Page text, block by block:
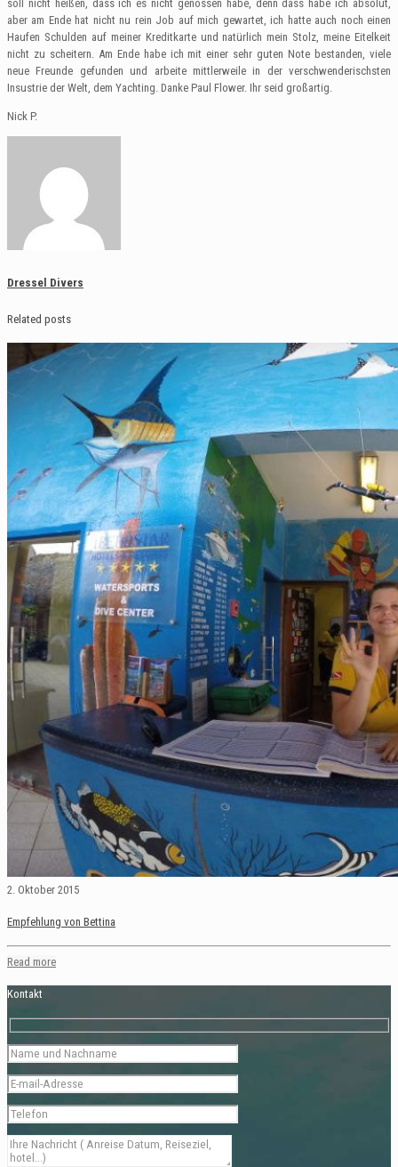
soll nicht heißen, dass ich es nicht genossen habe, denn dass habe ich absolut,
aber am Ende hat nicht nu rein Job auf mich gewartet, ich hatte auch noch einen
Haufen Schulden auf meiner Kreditkarte und natürlich mein Stolz, meine Eitelkeit
nicht zu scheitern. Am Ende habe ich mit einer sehr guten Note bestanden, viele
neue Freunde gefunden und arbeite mittlerweile in der verschwenderischsten
Insustrie der Welt, dem Yachting. Danke Paul Flower. Ihr seid großartig.
Nick P.
Dressel Divers
Related posts
2. Oktober 2015
Empfehlung von Bettina
Read more
Kontakt